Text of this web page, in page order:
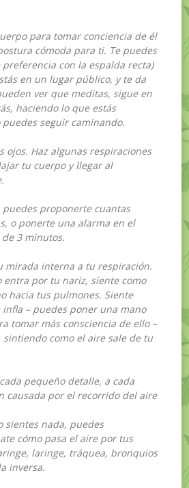
para tomar conciencia de él
cómoda para ti. Te puedes
con la espalda recta)
en un lugar público, y te da
ver que meditas, sigue en
haciendo lo que estás
seguir caminando.
ojos. Haz algunas respiraciones
tu cuerpo y llegar al
puedes proponerte cuantas
o ponerte una alarma en el
3 minutos.
mirada interna a tu respiración.
entra por tu nariz, siente como
hacia tus pulmones. Siente
– puedes poner una mano
tomar más consciencia de ello –
sintiendo como el aire sale de tu
pequeño detalle, a cada
causada por el recorrido del aire
sientes nada, puedes
cómo pasa el aire por tus
laringe, tráquea, bronquios
inversa.